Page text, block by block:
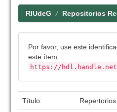
RIUdeG Repositorios
Por favor, use este
este ítem:
https://hdl.handle.net/
Título: